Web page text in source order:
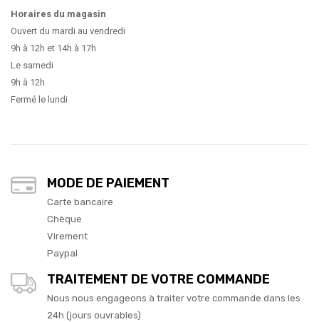
Horaires du magasin
Ouvert du mardi au vendredi
9h à 12h et 14h à 17h
Le samedi
9h à 12h
Fermé le lundi
MODE DE PAIEMENT
Carte bancaire
Chèque
Virement
Paypal
TRAITEMENT DE VOTRE COMMANDE
Nous nous engageons à traiter votre commande dans les
24h (jours ouvrables)